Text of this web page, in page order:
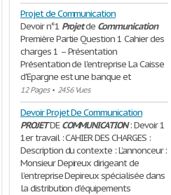
Projet de Communication
Devoir n°1 Projetde Communication
Première Partie Question 1 Cahier des
charges 1 – Présentation
Présentation de l'entreprise La Caisse
d'Epargne est une banque et
12 Pages• 2456 Vues
Devoir Projet De Communication
PROJETDECOMMUNICATION: Devoir 1
1er travail : CAHIER DES CHARGES :
Description du contexte : L’annonceur :
Monsieur Depireux dirigeant de
l’entreprise Depireux spécialisée dans
la distribution d’équipements